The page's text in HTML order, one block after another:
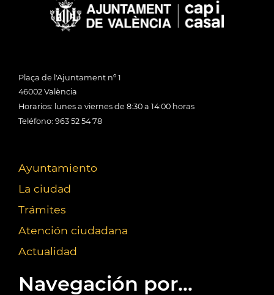
Plaça de l'Ajuntament nº 1
46002 València
Horarios: lunes a viernes de 8:30 a 14:00 horas
Teléfono: 963 52 54 78
Ayuntamiento
La ciudad
Trámites
Atención ciudadana
Actualidad
Navegación por...